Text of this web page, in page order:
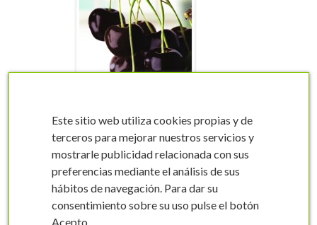
Etichette di Ciliegio
(nero)
Prunus avium
Este sitio web utiliza cookies propias y de
terceros para mejorar nuestros servicios y
mostrarle publicidad relacionada con sus
preferencias mediante el análisis de sus
hábitos de navegación. Para dar su
consentimiento sobre su uso pulse el botón
Acepto.